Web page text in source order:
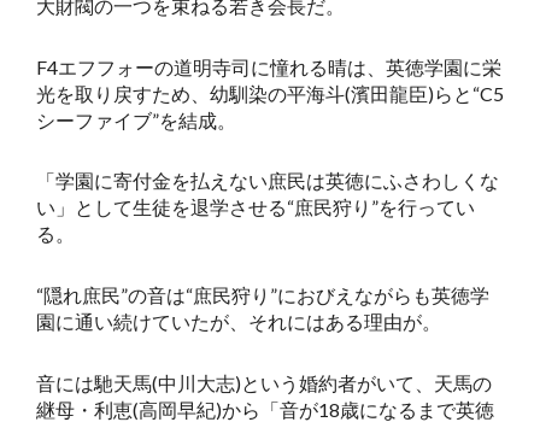
大財閥の一つを束ねる若き会長だ。
F4エフフォーの道明寺司に憧れる晴は、英徳学園に栄
光を取り戻すため、幼馴染の平海斗(濱田龍臣)らと“C5
シーファイブ”を結成。
「学園に寄付金を払えない庶民は英徳にふさわしくな
い」として生徒を退学させる“庶民狩り”を行ってい
る。
“隠れ庶民”の音は“庶民狩り”におびえながらも英徳学
園に通い続けていたが、それにはある理由が。
音には馳天馬(中川大志)という婚約者がいて、天馬の
継母・利恵(高岡早紀)から「音が18歳になるまで英徳